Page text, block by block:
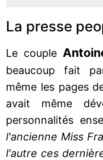
La presse
Le couple
beaucoup fait
même les pages
avait même
personnalités
l'ancienne Miss
l'autre ces